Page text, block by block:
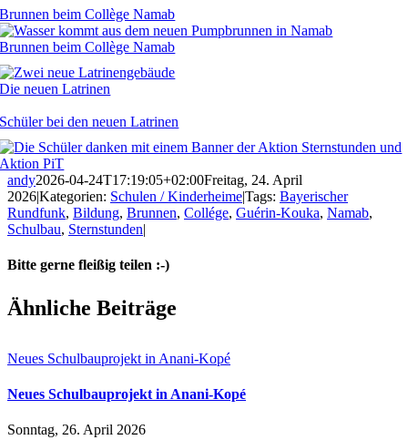
Brunnen beim Collège Namab
Brunnen beim Collège Namab
Die neuen Latrinen
Schüler bei den neuen Latrinen
andy2026-04-24T17:19:05+02:00Freitag, 24. April
2026|Kategorien: Schulen / Kinderheime|Tags: Bayerischer
Rundfunk, Bildung, Brunnen, Collége, Guérin-Kouka, Namab,
Schulbau, Sternstunden|
Bitte gerne fleißig teilen :-)
Facebook
X
Reddit
LinkedIn
WhatsApp
E-
Mail
Ähnliche Beiträge
Neues Schulbauprojekt in Anani‑Kopé
Neues Schulbauprojekt in Anani‑Kopé
Sonntag, 26. April 2026